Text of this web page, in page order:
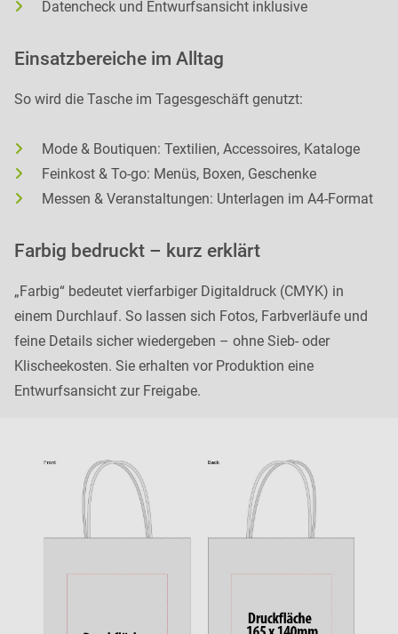
Datencheck und Entwurfsansicht inklusive
Einsatzbereiche im Alltag
So wird die Tasche im Tagesgeschäft genutzt:
Mode & Boutiquen: Textilien, Accessoires, Kataloge
Feinkost & To-go: Menüs, Boxen, Geschenke
Messen & Veranstaltungen: Unterlagen im A4-Format
Farbig bedruckt – kurz erklärt
„Farbig“ bedeutet vierfarbiger Digitaldruck (CMYK) in
einem Durchlauf. So lassen sich Fotos, Farbverläufe und
feine Details sicher wiedergeben – ohne Sieb- oder
Klischeekosten. Sie erhalten vor Produktion eine
Entwurfsansicht zur Freigabe.